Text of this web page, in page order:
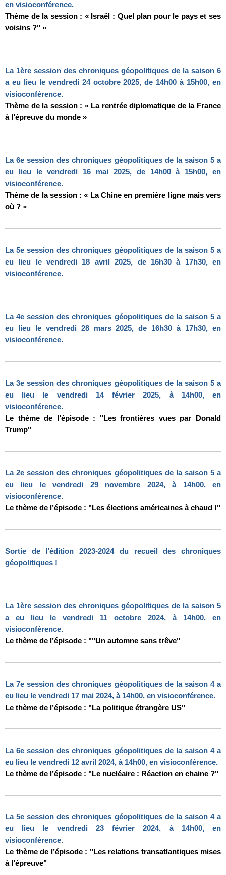
en visioconférence.
Thème de la session : « Israël : Quel plan pour le pays et ses
voisins ?" »
La 1ère session des chroniques géopolitiques de la saison 6
a eu lieu le vendredi 24 octobre 2025, de 14h00 à 15h00, en
visioconférence.
Thème de la session : « La rentrée diplomatique de la France
à l’épreuve du monde »
La 6e session des chroniques géopolitiques de la saison 5 a
eu lieu le vendredi 16 mai 2025, de 14h00 à 15h00, en
visioconférence.
Thème de la session : « La Chine en première ligne mais vers
où ? »
La 5e session des chroniques géopolitiques de la saison 5 a
eu lieu le vendredi 18 avril 2025, de 16h30 à 17h30, en
visioconférence.
La 4e session des chroniques géopolitiques de la saison 5 a
eu lieu le vendredi 28 mars 2025, de 16h30 à 17h30, en
visioconférence.
La 3e session des chroniques géopolitiques de la saison 5 a
eu lieu le vendredi 14 février 2025, à 14h00, en
visioconférence.
Le thème de l’épisode : "Les frontières vues par Donald
Trump"
La 2e session des chroniques géopolitiques de la saison 5 a
eu lieu le vendredi 29 novembre 2024, à 14h00, en
visioconférence.
Le thème de l’épisode : "Les élections américaines à chaud !"
Sortie de l’édition 2023-2024 du recueil des chroniques
géopolitiques !
La 1ère session des chroniques géopolitiques de la saison 5
a eu lieu le vendredi 11 octobre 2024, à 14h00, en
visioconférence.
Le thème de l’épisode : ""Un automne sans trêve"
La 7e session des chroniques géopolitiques de la saison 4 a
eu lieu le vendredi 17 mai 2024, à 14h00, en visioconférence.
Le thème de l’épisode : "La politique étrangère US"
La 6e session des chroniques géopolitiques de la saison 4 a
eu lieu le vendredi 12 avril 2024, à 14h00, en visioconférence.
Le thème de l’épisode : "Le nucléaire : Réaction en chaine ?"
La 5e session des chroniques géopolitiques de la saison 4 a
eu lieu le vendredi 23 février 2024, à 14h00, en
visioconférence.
Le thème de l’épisode : "Les relations transatlantiques mises
à l’épreuve"